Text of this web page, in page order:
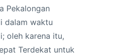
Pekalongan
dalam waktu
oleh karena itu,
Terdekat untuk